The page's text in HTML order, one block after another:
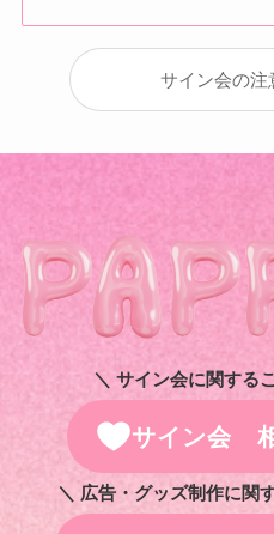
サイン会の注
＼ サイン会に関する
サイン会
＼ 広告・グッズ制作に関